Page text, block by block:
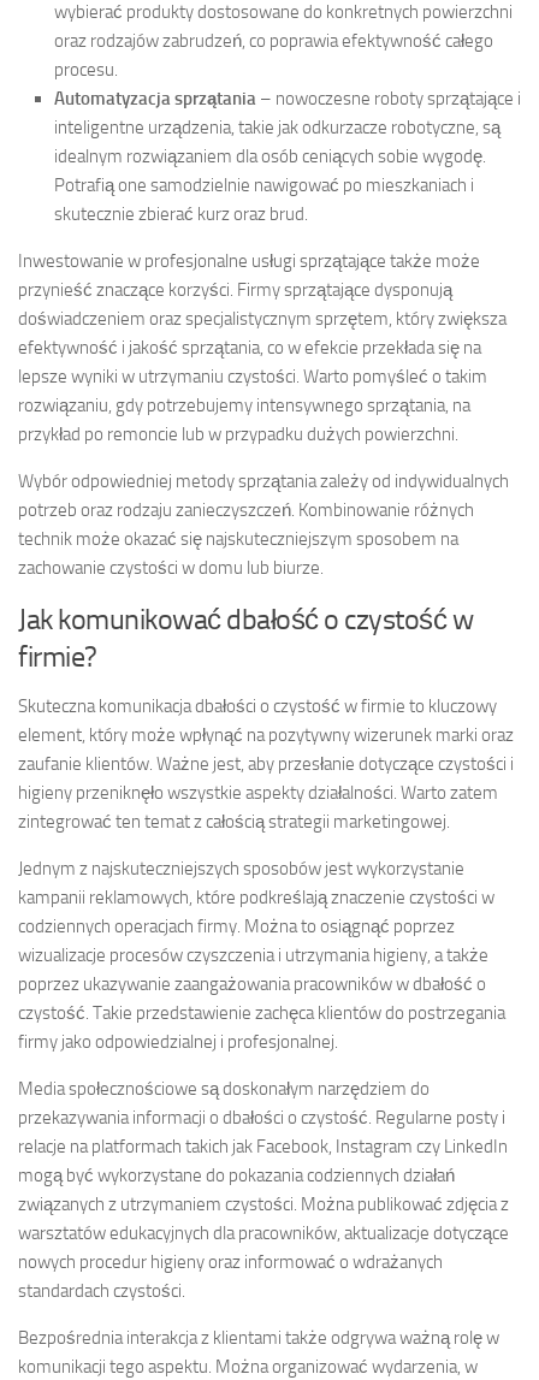
wybierać produkty dostosowane do konkretnych powierzchni
oraz rodzajów zabrudzeń, co poprawia efektywność całego
procesu.
Automatyzacja sprzątania – nowoczesne roboty sprzątające i
inteligentne urządzenia, takie jak odkurzacze robotyczne, są
idealnym rozwiązaniem dla osób ceniących sobie wygodę.
Potrafią one samodzielnie nawigować po mieszkaniach i
skutecznie zbierać kurz oraz brud.
Inwestowanie w profesjonalne usługi sprzątające także może
przynieść znaczące korzyści. Firmy sprzątające dysponują
doświadczeniem oraz specjalistycznym sprzętem, który zwiększa
efektywność i jakość sprzątania, co w efekcie przekłada się na
lepsze wyniki w utrzymaniu czystości. Warto pomyśleć o takim
rozwiązaniu, gdy potrzebujemy intensywnego sprzątania, na
przykład po remoncie lub w przypadku dużych powierzchni.
Wybór odpowiedniej metody sprzątania zależy od indywidualnych
potrzeb oraz rodzaju zanieczyszczeń. Kombinowanie różnych
technik może okazać się najskuteczniejszym sposobem na
zachowanie czystości w domu lub biurze.
Jak komunikować dbałość o czystość w
firmie?
Skuteczna komunikacja dbałości o czystość w firmie to kluczowy
element, który może wpłynąć na pozytywny wizerunek marki oraz
zaufanie klientów. Ważne jest, aby przesłanie dotyczące czystości i
higieny przeniknęło wszystkie aspekty działalności. Warto zatem
zintegrować ten temat z całością strategii marketingowej.
Jednym z najskuteczniejszych sposobów jest wykorzystanie
kampanii reklamowych, które podkreślają znaczenie czystości w
codziennych operacjach firmy. Można to osiągnąć poprzez
wizualizacje procesów czyszczenia i utrzymania higieny, a także
poprzez ukazywanie zaangażowania pracowników w dbałość o
czystość. Takie przedstawienie zachęca klientów do postrzegania
firmy jako odpowiedzialnej i profesjonalnej.
Media społecznościowe są doskonałym narzędziem do
przekazywania informacji o dbałości o czystość. Regularne posty i
relacje na platformach takich jak Facebook, Instagram czy LinkedIn
mogą być wykorzystane do pokazania codziennych działań
związanych z utrzymaniem czystości. Można publikować zdjęcia z
warsztatów edukacyjnych dla pracowników, aktualizacje dotyczące
nowych procedur higieny oraz informować o wdrażanych
standardach czystości.
Bezpośrednia interakcja z klientami także odgrywa ważną rolę w
komunikacji tego aspektu. Można organizować wydarzenia, w